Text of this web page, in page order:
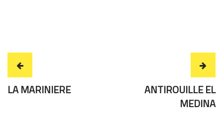
LA MARINIERE
ANTIROUILLE EL
MEDINA